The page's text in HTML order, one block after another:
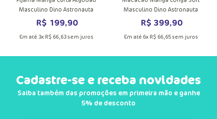
Masculino Dino Astronauta
R$ 199,90
Em até 3x R$ 66,63sem juros
Masculino Dino Astronauta
R$ 399,90
Em até 6x R$ 66,65sem juros
Cadastre-se e receba novidades
Saiba também das promoções em primeira mão e ganhe
5% de desconto